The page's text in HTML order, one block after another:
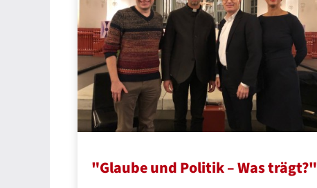
"Glaube und Politik – Was trägt?"